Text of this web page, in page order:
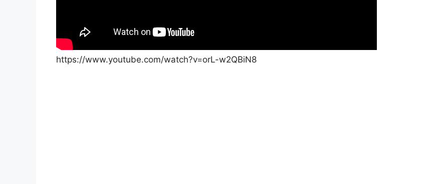
https://www.youtube.com/watch?v=orL-w2QBiN8